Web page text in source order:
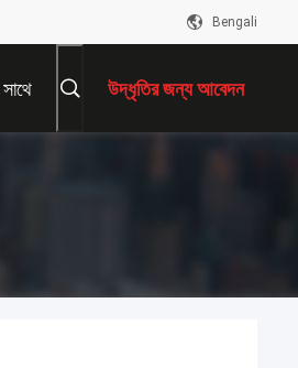
Bengali
উদ্ধৃতির জন্য আবেদন